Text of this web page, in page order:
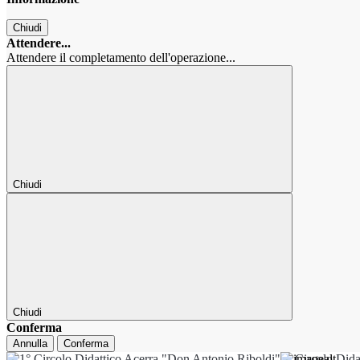
Chiudi
Attendere...
Attendere il completamento dell'operazione...
Chiudi
Chiudi
Conferma
Annulla Conferma